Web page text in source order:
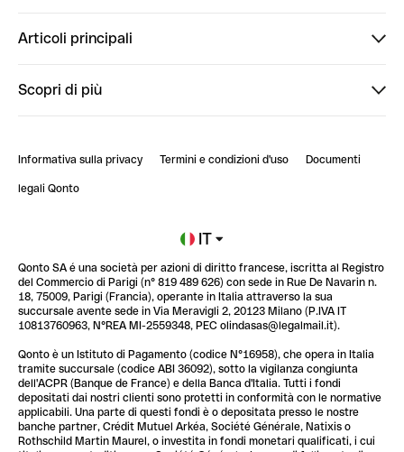
PowerUp
Articoli principali
StrongHer Mentorship | Notion: come organizzare...
Scopri di più
Blog
Glossario finanziario
Informativa sulla privacy Termini e condizioni d'uso Documenti
legali Qonto
IT
Qonto SA é una società per azioni di diritto francese, iscritta al Registro
del Commercio di Parigi (n° 819 489 626) con sede in Rue De Navarin n.
18, 75009, Parigi (Francia), operante in Italia attraverso la sua
succursale avente sede in Via Meravigli 2, 20123 Milano (P.IVA IT
10813760963, N°REA MI-2559348, PEC olindasas@legalmail.it).
Qonto è un Istituto di Pagamento (codice N°16958), che opera in Italia
tramite succursale (codice ABI 36092), sotto la vigilanza congiunta
dell'ACPR (Banque de France) e della Banca d'Italia. Tutti i fondi
depositati dai nostri clienti sono protetti in conformità con le normative
applicabili. Una parte di questi fondi è o depositata presso le nostre
banche partner, Crédit Mutuel Arkéa, Société Générale, Natixis o
Rothschild Martin Maurel, o investita in fondi monetari qualificati, i cui